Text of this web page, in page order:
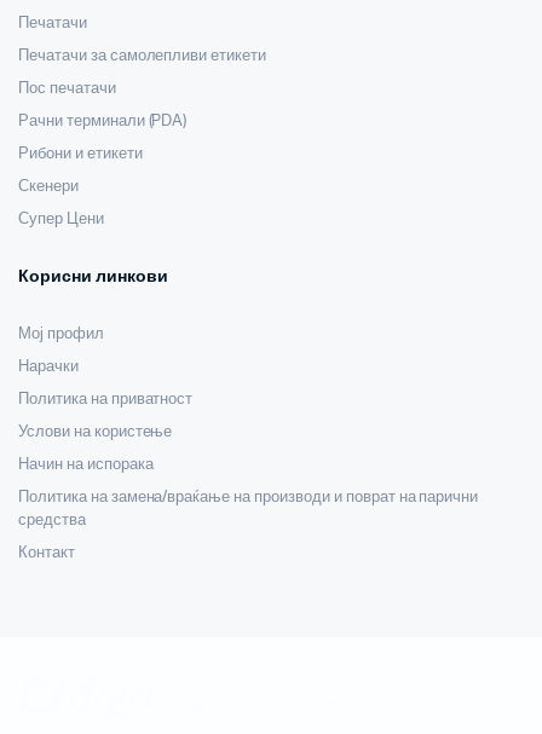
Печатачи
Печатачи за самолепливи етикети
Пос печатачи
Рачни терминали (PDA)
Рибони и етикети
Скенери
Супер Цени
Корисни линкови
Мој профил
Нарачки
Политика на приватност
Услови на користење
Начин на испорака
Политика на замена/враќање на производи и поврат на парични
средства
Контакт